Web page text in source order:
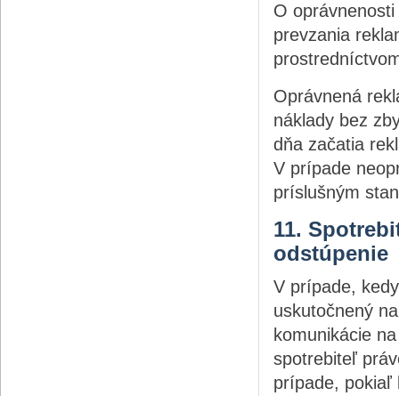
O
prevzania
Oprávnená
náklady bez
dňa začatia
V prípade
príslušným
11.
odstúpenie
V prípade,
uskutočnený
komunikácie
spotrebiteľ
prípade, pokiaľ